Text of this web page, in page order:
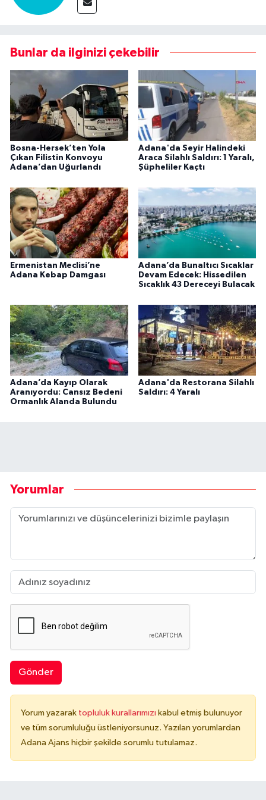
Bunlar da ilginizi çekebilir
Bosna-Hersek’ten Yola
Çıkan Filistin Konvoyu
Adana’dan Uğurlandı
Adana'da Seyir Halindeki
Araca Silahlı Saldırı: 1 Yaralı,
Şüpheliler Kaçtı
Ermenistan Meclisi’ne
Adana Kebap Damgası
Adana’da Bunaltıcı Sıcaklar
Devam Edecek: Hissedilen
Sıcaklık 43 Dereceyi Bulacak
Adana’da Kayıp Olarak
Aranıyordu: Cansız Bedeni
Ormanlık Alanda Bulundu
Adana'da Restorana Silahlı
Saldırı: 4 Yaralı
Yorumlar
Gönder
Yorum yazarak topluluk kurallarımızı kabul etmiş bulunuyor
ve tüm sorumluluğu üstleniyorsunuz. Yazılan yorumlardan
Adana Ajans hiçbir şekilde sorumlu tutulamaz.